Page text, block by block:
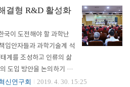
기 위해 나섰다. 한국과학
기술단체총연합회(회장
태환), 국가과학기술연
‘코로나 바이러스 감염
과학기술적 관점에서’를
포럼은 과학기술적 관점에
결형 R&D 활성화
이 도전해야 할 과학난
입안자들과 과학기술계 석
계를 조성하고 인류의 삶
도입 방안을 논의하기 위
림원(원장 한민구·이하
신연구회 2019. 4. 30. 15:25